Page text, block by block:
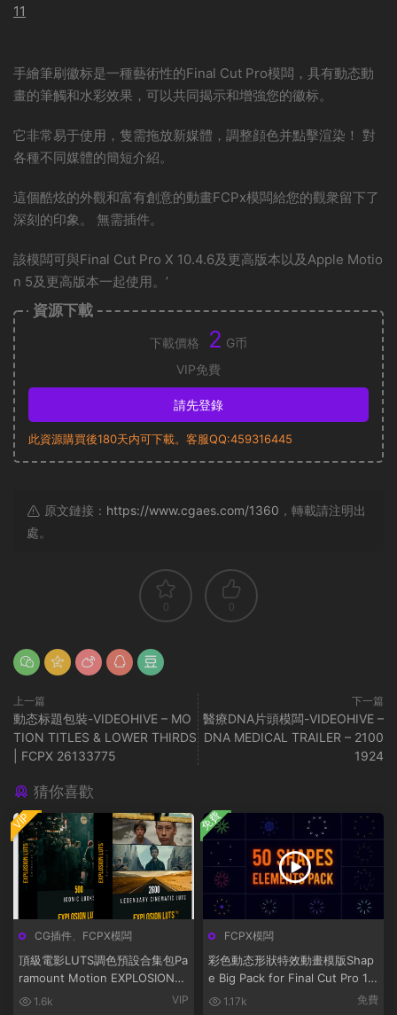
11
手繪筆刷徽标是一種藝術性的Final Cut Pro模闆，具有動态動
畫的筆觸和水彩效果，可以共同揭示和增強您的徽标。
它非常易于使用，隻需拖放新媒體，調整顔色并點擊渲染！ 對
各種不同媒體的簡短介紹。
這個酷炫的外觀和富有創意的動畫FCPx模闆給您的觀衆留下了
深刻的印象。 無需插件。
該模闆可與Final Cut Pro X 10.4.6及更高版本以及Apple Motio
n 5及更高版本一起使用。’
資源下載
下載價格 2 G币
VIP免費
請先登錄
此資源購買後180天内可下載。客服QQ:459316445
原文鏈接： https://www.cgaes.com/1360 ，轉載請注明出
處。
0 0
上一篇
動态标題包裝-VIDEOHIVE – MO
TION TITLES & LOWER THIRDS
| FCPX 26133775
下一篇
醫療DNA片頭模闆-VIDEOHIVE –
DNA MEDICAL TRAILER – 2100
1924
猜你喜歡
CG插件、 FCPX模闆
頂級電影LUTS調色預設合集包Pa
ramount Motion EXPLOSION™
Cinematic LUTs Collection 1&2
1.6k VIP
VIP
FCPX模闆
彩色動态形狀特效動畫模版Shap
e Big Pack for Final Cut Pro 14
37472
1.17k 免費
免費